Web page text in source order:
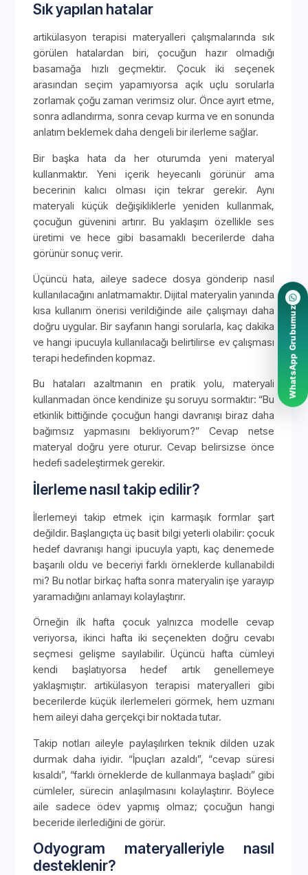
Sık yapılan hatalar
artikülasyon terapisi materyalleri çalışmalarında sık
görülen hatalardan biri, çocuğun hazır olmadığı
basamağa hızlı geçmektir. Çocuk iki seçenek
arasından seçim yapamıyorsa açık uçlu sorularla
zorlamak çoğu zaman verimsiz olur. Önce ayırt etme,
sonra adlandırma, sonra cevap kurma ve en sonunda
anlatım beklemek daha dengeli bir ilerleme sağlar.
Bir başka hata da her oturumda yeni materyal
kullanmaktır. Yeni içerik heyecanlı görünür ama
becerinin kalıcı olması için tekrar gerekir. Aynı
materyali küçük değişikliklerle yeniden kullanmak,
çocuğun güvenini artırır. Bu yaklaşım özellikle ses
üretimi ve hece gibi basamaklı becerilerde daha
görünür sonuç verir.
Üçüncü hata, aileye sadece dosya gönderip nasıl
kullanılacağını anlatmamaktır. Dijital materyalin yanında
kısa kullanım önerisi verildiğinde aile çalışmayı daha
doğru uygular. Bir sayfanın hangi sorularla, kaç dakika
ve hangi ipucuyla kullanılacağı belirtilirse ev çalışması
terapi hedefinden kopmaz.
Bu hataları azaltmanın en pratik yolu, materyali
kullanmadan önce kendinize şu soruyu sormaktır: “Bu
etkinlik bittiğinde çocuğun hangi davranışı biraz daha
bağımsız yapmasını bekliyorum?” Cevap netse
materyal doğru yere oturur. Cevap belirsizse önce
hedefi sadeleştirmek gerekir.
İlerleme nasıl takip edilir?
İlerlemeyi takip etmek için karmaşık formlar şart
değildir. Başlangıçta üç basit bilgi yeterli olabilir: çocuk
hedef davranışı hangi ipucuyla yaptı, kaç denemede
başarılı oldu ve beceriyi farklı örneklerde kullanabildi
mi? Bu notlar birkaç hafta sonra materyalin işe yarayıp
yaramadığını anlamayı kolaylaştırır.
Örneğin ilk hafta çocuk yalnızca modelle cevap
veriyorsa, ikinci hafta iki seçenekten doğru cevabı
seçmesi gelişme sayılabilir. Üçüncü hafta cümleyi
kendi başlatıyorsa hedef artık genellemeye
yaklaşmıştır. artikülasyon terapisi materyalleri gibi
becerilerde küçük ilerlemeleri görmek, hem uzmanı
hem aileyi daha gerçekçi bir noktada tutar.
Takip notları aileyle paylaşılırken teknik dilden uzak
durmak daha iyidir. “İpuçları azaldı”, “cevap süresi
kısaldı”, “farklı örneklerde de kullanmaya başladı” gibi
cümleler, sürecin anlaşılmasını kolaylaştırır. Böylece
aile sadece ödev yapmış olmaz; çocuğun hangi
beceride ilerlediğini de görür.
Odyogram materyalleriyle nasıl
desteklenir?
WhatsApp Grubumuz